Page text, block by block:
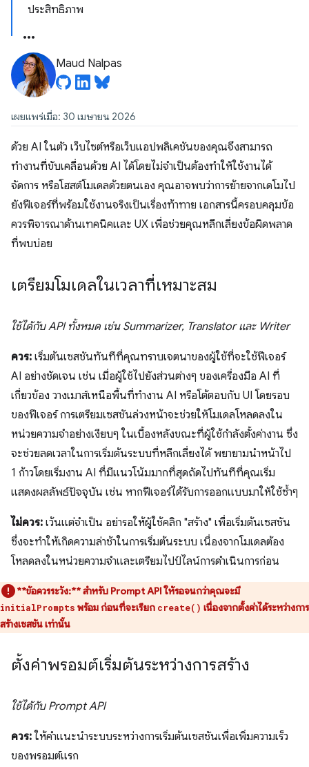
ประสิทธิภาพ
Maud Nalpas
เผยแพร่เมื่อ: 30 เมษายน 2026
ด้วย AI ในตัว เว็บไซต์หรือเว็บแอปพลิเคชันของคุณจึงสามารถ
ทำงานที่ขับเคลื่อนด้วย AI ได้โดยไม่จำเป็นต้องทำให้ใช้งานได้
จัดการ หรือโฮสต์โมเดลด้วยตนเอง คุณอาจพบว่าการย้ายจากเดโมไป
ยังฟีเจอร์ที่พร้อมใช้งานจริงเป็นเรื่องท้าทาย เอกสารนี้ครอบคลุมข้อ
ควรพิจารณาด้านเทคนิคและ UX เพื่อช่วยคุณหลีกเลี่ยงข้อผิดพลาด
ที่พบบ่อย
เตรียมโมเดลในเวลาที่เหมาะสม
ใช้ได้กับ API ทั้งหมด เช่น Summarizer, Translator และ Writer
ควร: เริ่มต้นเซสชันทันทีที่คุณทราบเจตนาของผู้ใช้ที่จะใช้ฟีเจอร์
AI อย่างชัดเจน เช่น เมื่อผู้ใช้ไปยังส่วนต่างๆ ของเครื่องมือ AI ที่
เกี่ยวข้อง วางเมาส์เหนือพื้นที่ทำงาน AI หรือโต้ตอบกับ UI โดยรอบ
ของฟีเจอร์ การเตรียมเซสชันล่วงหน้าจะช่วยให้โมเดลโหลดลงใน
หน่วยความจำอย่างเงียบๆ ในเบื้องหลังขณะที่ผู้ใช้กำลังตั้งค่างาน ซึ่ง
จะช่วยลดเวลาในการเริ่มต้นระบบที่หลีกเลี่ยงได้ พยายามนำหน้าไป
1 ก้าวโดยเริ่มงาน AI ที่มีแนวโน้มมากที่สุดถัดไปทันทีที่คุณเริ่ม
แสดงผลลัพธ์ปัจจุบัน เช่น หากฟีเจอร์ได้รับการออกแบบมาให้ใช้ซ้ำๆ
ไม่ควร: เว้นแต่จำเป็น อย่ารอให้ผู้ใช้คลิก "สร้าง" เพื่อเริ่มต้นเซสชัน
ซึ่งจะทำให้เกิดความล่าช้าในการเริ่มต้นระบบ เนื่องจากโมเดลต้อง
โหลดลงในหน่วยความจำและเตรียมไปป์ไลน์การดำเนินการก่อน
**ข้อควรระวัง:**สำหรับ Prompt API ให้รอจนกว่าคุณจะมี
initialPrompts พร้อม ก่อนที่จะเรียก create() เนื่องจากตั้งค่าได้ระหว่างการ
สร้างเซสชัน เท่านั้น
ตั้งค่าพรอมต์เริ่มต้นระหว่างการสร้าง
ใช้ได้กับ Prompt API
ควร: ให้คำแนะนำระบบระหว่างการเริ่มต้นเซสชันเพื่อเพิ่มความเร็ว
ของพรอมต์แรก